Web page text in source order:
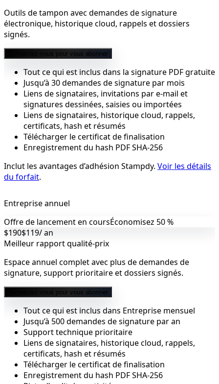
Outils de tampon avec demandes de signature
électronique, historique cloud, rappels et dossiers
signés.
Connectez-vous pour vous abonner
Tout ce qui est inclus dans la signature PDF gratuite
Jusqu’à 30 demandes de signature par mois
Liens de signataires, invitations par e-mail et
signatures dessinées, saisies ou importées
Liens de signataires, historique cloud, rappels,
certificats, hash et résumés
Télécharger le certificat de finalisation
Enregistrement du hash PDF SHA-256
Inclut les avantages d’adhésion Stampdy. Voir les détails
du forfait.
Entreprise annuel
Offre de lancement en coursÉconomisez 50 %
$190$119/ an
Meilleur rapport qualité-prix
Espace annuel complet avec plus de demandes de
signature, support prioritaire et dossiers signés.
Connectez-vous pour vous abonner
Tout ce qui est inclus dans Entreprise mensuel
Jusqu’à 500 demandes de signature par an
Support technique prioritaire
Liens de signataires, historique cloud, rappels,
certificats, hash et résumés
Télécharger le certificat de finalisation
Enregistrement du hash PDF SHA-256